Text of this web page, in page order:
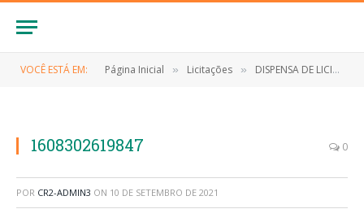
VOCÊ ESTÁ EM: Página Inicial » Licitações » DISPENSA DE LICITAÇÃO Nº 024/2020 (Contratação de empresa para contração dos serviços de construção de bueiros e recuperação de estradas vicinais na zona rural de Anapurus)
1608302619847 0
POR CR2-ADMIN3 ON 10 DE SETEMBRO DE 2021